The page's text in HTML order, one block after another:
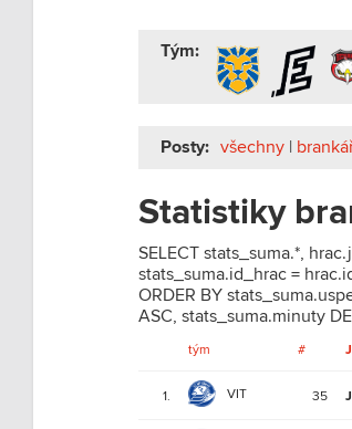
Tým:
Posty: všechny |
Statistiky
SELECT stats_suma.*,
stats_suma.id_hrac =
ORDER BY
ASC, stats_suma.minuty
tým #
1. VIT 35